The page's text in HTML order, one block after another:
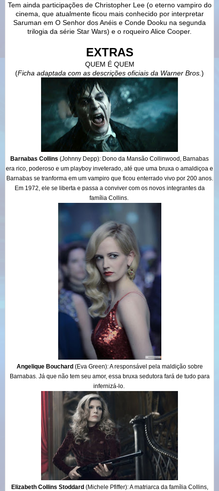
Tem ainda participações de Christopher Lee (o eterno vampiro do
cinema, que atualmente ficou mais conhecido por interpretar
Saruman em O Senhor dos Anéis e Conde Dooku na segunda
trilogia da série Star Wars) e o roqueiro Alice Cooper.
EXTRAS
QUEM É QUEM
(Ficha adaptada com as descrições oficiais da Warner Bros. )
Barnabas Collins (Johnny Depp): Dono da Mansão Collinwood, Barnabas
era rico, poderoso e um playboy inveterado, até que uma bruxa o amaldiçoa e
Barnabas se tranforma em um vampiro que ficou enterrado vivo por 200 anos.
Em 1972, ele se liberta e passa a conviver com os novos integrantes da
família Collins.
Angelique Bouchard (Eva Green): A responsável pela maldição sobre
Barnabas. Já que não tem seu amor, essa bruxa sedutora fará de tudo para
infernizá-lo.
Elizabeth Collins Stoddard (Michele Pfiffer): A matriarca da família Collins,